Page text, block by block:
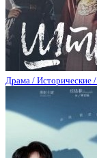
Драма / Исторические